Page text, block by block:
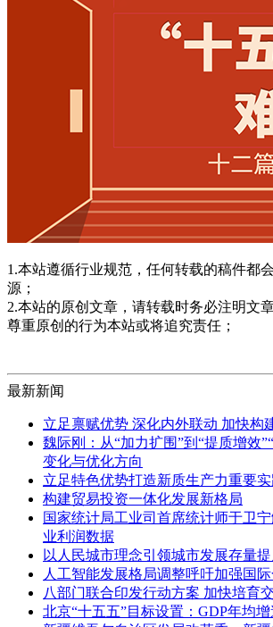
1.本站遵循行业规范，任何转载的稿件都
源；
2.本站的原创文章，请转载时务必注明文
尊重原创的行为本站或将追究责任；
最新新闻
立足禀赋优势 深化内外联动 加快构
魏际刚：从“加力扩围”到“提质增效
变化与优化方向
立足特色优势打造新质生产力重要
构建贸易投资一体化发展新格局
国家统计局工业司首席统计师于卫
业利润数据
以人民城市理念引领城市发展存量
人工智能发展格局调整呼吁加强国
八部门联合印发行动方案 加快培育
北京“十五五”目标设置：GDP年均增